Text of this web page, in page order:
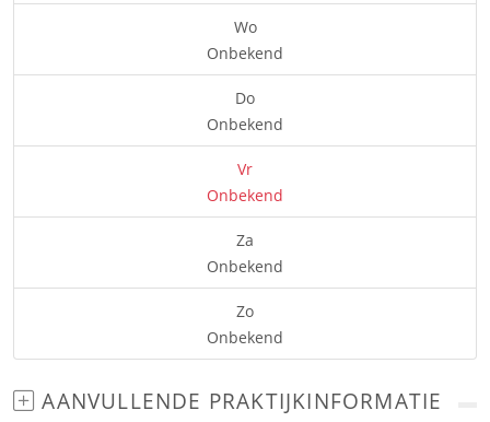
Wo
Onbekend
Do
Onbekend
Vr
Onbekend
Za
Onbekend
Zo
Onbekend
AANVULLENDE PRAKTIJKINFORMATIE